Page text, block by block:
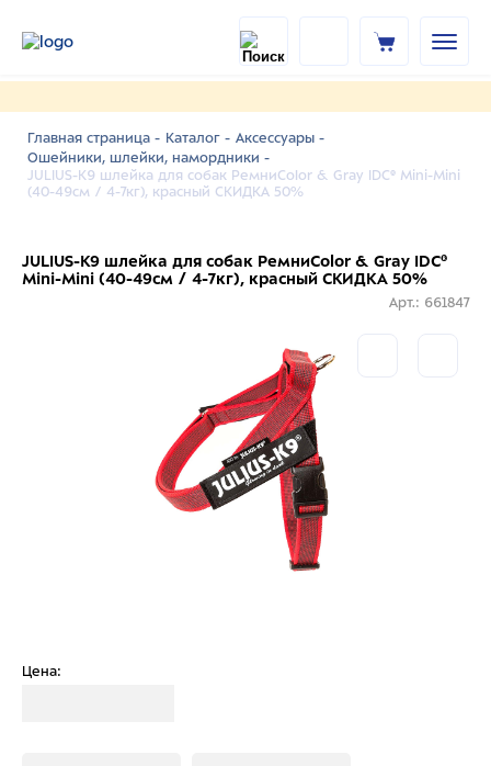
Главная страница - Каталог - Аксессуары -
Ошейники, шлейки, намордники -
JULIUS-K9 шлейка для собак РемниColor & Gray IDC® Mini-Mini
(40-49см / 4-7кг), красный СКИДКА 50%
JULIUS-K9 шлейка для собак РемниColor & Gray IDC®
Mini-Mini (40-49см / 4-7кг), красный СКИДКА 50%
Арт.: 661847
Цена: